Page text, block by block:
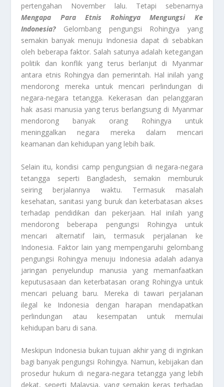
pertengahan November lalu. Tetapi sebenarnya
Mengapa Para Etnis Rohingya Mengungsi Ke
Indonesia?Gelombang pengungsi Rohingya yang
semakin banyak menuju Indonesia dapat di sebabkan
oleh beberapa faktor. Salah satunya adalah ketegangan
politik dan konflik yang terus berlanjut di Myanmar
antara etnis Rohingya dan pemerintah. Hal inilah yang
mendorong mereka untuk mencari perlindungan di
negara-negara tetangga. Kekerasan dan pelanggaran
hak asasi manusia yang terus berlangsung di Myanmar
mendorong banyak orang Rohingya untuk
meninggalkan negara mereka dalam mencari
keamanan dan kehidupan yang lebih baik.
Selain itu, kondisi camp pengungsian di negara-negara
tetangga seperti Bangladesh, semakin memburuk
seiring berjalannya waktu. Termasuk masalah
kesehatan, sanitasi yang buruk dan keterbatasan akses
terhadap pendidikan dan pekerjaan. Hal inilah yang
mendorong beberapa pengungsi Rohingya untuk
mencari alternatif lain, termasuk perjalanan ke
Indonesia. Faktor lain yang mempengaruhi gelombang
pengungsi Rohingya menuju Indonesia adalah adanya
jaringan penyelundup manusia yang memanfaatkan
keputusasaan dan keterbatasan orang Rohingya untuk
mencari peluang baru. Mereka di tawari perjalanan
ilegal ke Indonesia dengan harapan mendapatkan
perlindungan atau kesempatan untuk memulai
kehidupan baru di sana.
Meskipun Indonesia bukan tujuan akhir yang di inginkan
bagi banyak pengungsi Rohingya. Namun, kebijakan dan
prosedur hukum di negara-negara tetangga yang lebih
dekat, seperti Malaysia, yang semakin keras terhadap